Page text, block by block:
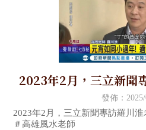
2023年2月，三立新聞
雄風水老師 ＃台南風水
＃高雄嬰兒命名 ＃台南
發佈：
2023年2月，三立新聞專訪羅川淮
＃高雄風水老師